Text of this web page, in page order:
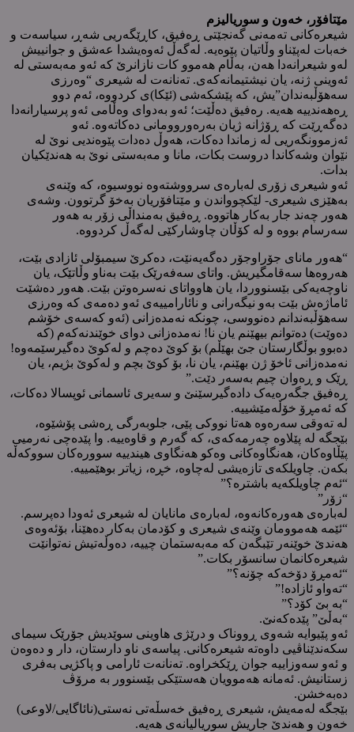
مێتافۆر، خەون و سوریالیزم
شیعرەکانی تەمەنی گەنجێتی ڕەفیق، کاڕێگەریی شەڕ، سیاسەت و
خەبات لەپێناو وڵاتیان پێوەیە. لەگەڵ ئەوەیشدا عەشق و جوانییش
لەو شیعرانەدا هەن، بەڵام هەموو کات نازانرێ کە ئەو مەبەستی لە
ئەوینی ژنە، یان نیشتیمانەکەی. تەنانەت لە شیعری “وەرزی
سەهۆڵبەندان”یش، کە پێشکەشی (ئێکا)ی کردووە، ئەم دوو
ڕەهەندییە هەیە. رەفیق دەڵێت؛ ئەو بەدوای وەڵامی ئەو پرسیارانەدا
دەگەڕێت کە ڕۆژانە ژیان بەرەوروومانی دەکاتەوە. ئەو
ئەزموونگەریی لە زماندا دەکات، هەوڵ دەدات پێوەندیی نوێ لە
نێوان وشەکاندا دروست بکات، مانا و مەبەستی نوێ بە هەندێکیان
بدات.
ئەو شیعری زۆری لەبارەی سرووشتەوە نووسیوە، کە وێنەی
بەهێزی شیعری- لێکچوواندن و مێتافۆریان بەخۆ گرتوون. وشەی
هەور چەند جار بەکار هاتووە. ڕەفیق بەمنداڵی زۆر بە هەور
سەرسام بووە و لە کۆڵان چاوشارکێی لەگەڵ کردووە.
“هەور مانای جۆراوجۆر دەگەیەنێت، دەکرێ سیمبۆلی ئازادی بێت،
هەروەها سەقامگیریش. واتای سەفەرێک بێت بەناو وڵاتێک، یان
ناوچەیەکی بێسنووردا، یان هاوواتای نەسرەوتن بێت. هەور دەشێت
ئاماژەش بێت بەو نیگەرانی و نائارامییەی ئەو دەمەی کە وەرزی
سەهۆڵبەندانم دەنووسی، چونکە نەمدەزانی (ئەو کەسەی خۆشم
دەوێت) دەتوانم بیهێنم یان نا! نەمدەزانی دوای خوێندنەکەم (کە
دەبوو بوڵگارستان جێ بهێڵم) بۆ کوێ دەچم و لەکوێ دەگیرسێمەوە!
نەمدەزانی ئاخۆ ژن بهێنم، یان نا، بۆ کوێ بچم و لەکوێ بژیم، یان
ڕێک و ڕەوان چیم بەسەر دێت.”
ڕەفیق جگەرەیەک دادەگیرسێنێ و سەیری ئاسمانی ئوپسالا دەکات،
کە ئەمڕۆ خۆڵەمێشییە.
لە تەوقی سەرەوە هەتا نووکی پێی، جلوبەرگی ڕەشی پۆشێوە،
بێجگە لە پێلاوە چەرمەکەی، کە گەرم و قاوەییە. وا پێدەچی نەرمیی
پێڵاوەکان، هەنگاوەکانی وەکو هەنگاوی هیندییە سوورەکان سووکەڵە
بکەن. چاویلکەی تازەیشی لەچاوە، خڕە، زیاتر بوهێمییە.
“ئەم چاویلکەیە باشترە؟”
“زۆر”
لەبارەی هەورەکانەوە، لەبارەی مانایان لە شیعری ئەودا دەپرسم.
“ئێمە هەموومان وێنەی شیعری و کۆدمان بەکار دەهێنا، بۆئەوەی
هەندێ خوێنەر تێبگەن کە مەبەستمان چییە، دەوڵەتیش نەتوانێت
شیعرەکانمان سانسۆر بکات.”
“ئەمڕۆ دۆخەکە چۆنە؟”
“تەواو ئازادە!”
“بە بێ کۆد؟”
“بەڵێ” پێدەکەنێ.
ئەو پێیوایە شەوی ڕووناک و درێژی هاوینی سوێدیش جۆرێک سیمای
سکەندێناڤیی داوەتە شیعرەکانی. پیاسەی ناو دارستان، دار و دەوەن
و ئەو سەوزاییە جوان ڕێکخراوە. تەنانەت ئارامی و پاکژیی بەفری
زستانیش. ئەمانە هەموویان هەستێکی بێسنوور بە مرۆڤ
دەبەخشن.
بێجگە لەمەیش، شیعری ڕەفیق خەسڵەتی نەستی(نائاگایی/لاوعی)
خەون و هەندێ جاریش سوریالیانەی هەیە.